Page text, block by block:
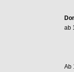
ab
Ab